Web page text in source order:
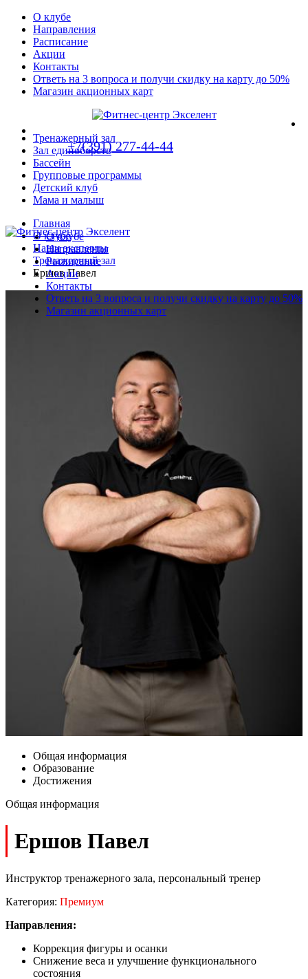
О клубе
Направления
Расписание
Акции
Контакты
Ответь на 3 вопроса и получи скидку на карту до 50%
Магазин акционных карт
+7(391) 277-44-44
Тренажерный зал
Зал единоборств
Бассейн
Групповые программы
Детский клуб
Мама и малыш
О клубе
Направления
Расписание
Акции
Контакты
Ответь на 3 вопроса и получи скидку на карту до 50%
Магазин акционных карт
Главная
О клубе
Наши эксперты
Тренажерный зал
Ершов Павел
Общая информация
Образование
Достижения
Общая информация
Ершов Павел
Инструктор тренажерного зала, персональный тренер
Категория: Премиум
Направления:
Коррекция фигуры и осанки
Снижение веса и улучшение функционального
состояния